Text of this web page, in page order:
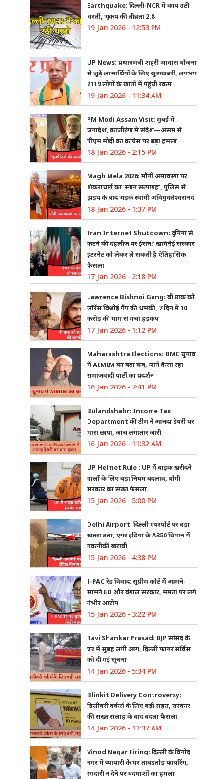
Earthquake: दिल्ली-NCR में कांप उठी
धरती, भूकंप की तीव्रता 2.8
19 Jan 2026 - 12:53 PM
UP News: प्रधानमंत्री शहरी आवास योजना
से जुड़े लाभार्थियों के लिए खुशखबरी, लगभग
2119 लोगों के खातों में पहुंची रकम
19 Jan 2026 - 11:34 AM
PM Modi Assam Visit: मुंबई में
जनादेश, काजीरंगा में संदेश—असम से
पीएम मोदी का कांग्रेस पर बड़ा हमला
18 Jan 2026 - 2:15 PM
Magh Mela 2026: मौनी अमावस्या पर
शंकराचार्य का ‘स्नान सत्याग्रह’, पुलिस से
झड़प के बाद भड़के स्वामी अविमुक्तेश्वरानंद
18 Jan 2026 - 1:37 PM
Iran Internet Shutdown: दुनिया से
कटने की दहलीज पर ईरान? खामेनेई सरकार
इंटरनेट को लेकर ले सकती है ऐतिहासिक
फैसला
17 Jan 2026 - 2:18 PM
Lawrence Bishnoi Gang: बी प्राक को
लॉरेंस बिश्नोई गैंग की धमकी, 7 दिन में 10
करोड़ की मांग से मचा हड़कंप
17 Jan 2026 - 1:12 PM
Maharashtra Elections: BMC चुनाव
में AIMIM का बढ़ा कद, जानें कैसा रहा
समाजवादी पार्टी का प्रदर्शन
16 Jan 2026 - 7:41 PM
Bulandshahr: Income Tax
Department की टीम ने आनंदा डेयरी पर
मारा छापा, जांच लगातार जारी
16 Jan 2026 - 11:32 AM
UP Helmet Rule : UP में बाइक खरीदने
वालों के लिए बड़ा नियम बदलाव, योगी
सरकार का सख्त फैसला
15 Jan 2026 - 5:00 PM
Delhi Airport: दिल्ली एयरपोर्ट पर बड़ा
खतरा टला, एयर इंडिया के A350 विमान में
तकनीकी खराबी
15 Jan 2026 - 4:38 PM
I-PAC रेड विवाद: सुप्रीम कोर्ट में आमने-
सामने ED और बंगाल सरकार, ममता पर लगे
गंभीर आरोप
15 Jan 2026 - 3:22 PM
Ravi Shankar Prasad: BJP सांसद के
घर में सुबह लगी आग, दिल्ली फायर सर्विस
को दी गई सूचना
14 Jan 2026 - 5:34 PM
Blinkit Delivery Controversy:
डिलीवरी वर्कर्स के लिए बड़ी राहत, सरकार
की सख्त सलाह के बाद बदला फैसला
14 Jan 2026 - 11:37 AM
Vinod Nagar Firing: दिल्ली के विनोद
नगर में व्यापारी के घर ताबड़तोड़ फायरिंग,
रंगदारी न देने पर बदमाशों का हमला